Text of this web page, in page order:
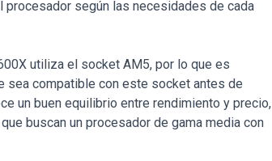
según las necesidades de cada
utiliza el socket AM5, por lo que es
sea compatible con este socket antes de
un buen equilibrio entre rendimiento y precio,
buscan un procesador de gama media con